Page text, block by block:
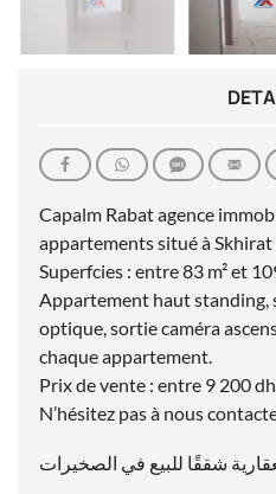
Capalm Rabat agence
appartements situé à Skhirat
Superfcies : entre 83 m² et
Appartement haut
optique, sortie caméra
chaque appartement.
Prix de vente : entre 9 200
N’hésitez pas à nous